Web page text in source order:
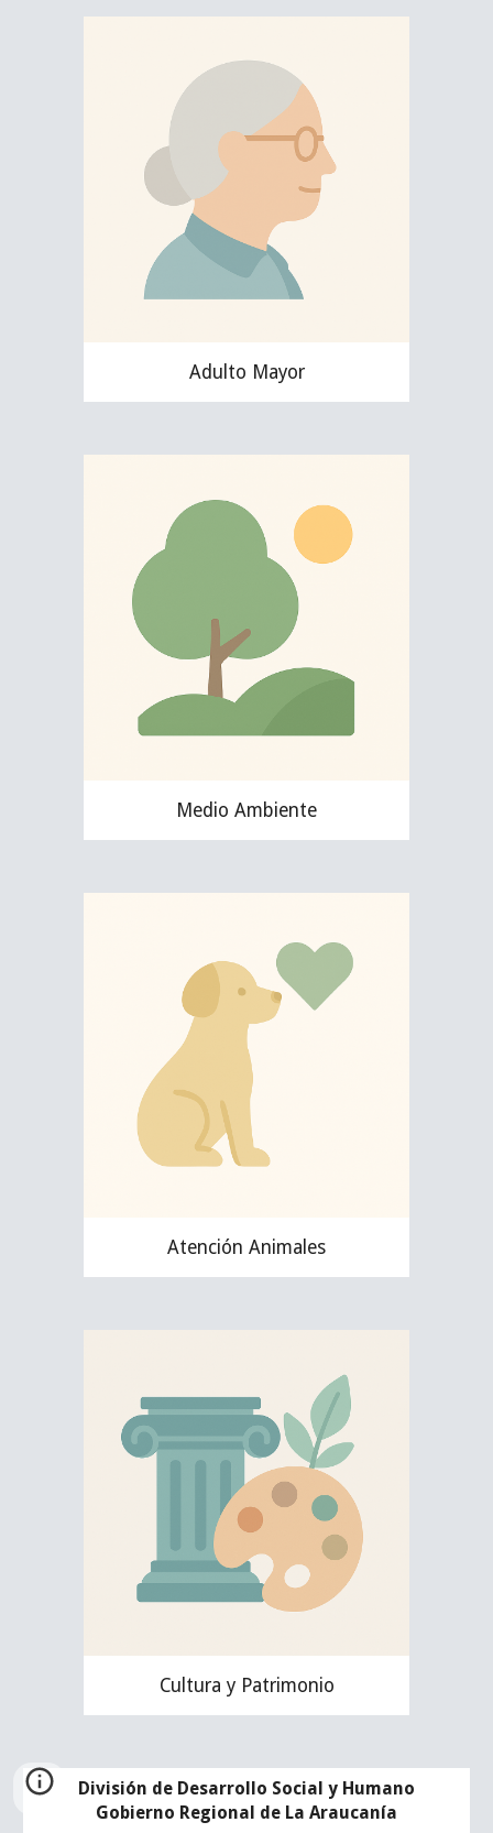
Adulto Mayor
Medio Ambiente
Atención Animales
Cultura y Patrimonio
División de Desarrollo Social y Humano
Gobierno Regional de La Araucanía